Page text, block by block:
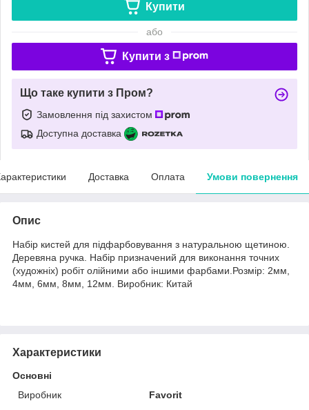
Купити
або
Купити з
Що таке купити з Пром?
Замовлення під захистом
Доступна доставка
Доставка Оплата Умови повернення
Опис
Набір кистей для підфарбовування з натуральною щетиною.
Деревяна ручка. Набір призначений для виконання точних
(художніх) робіт олійними або іншими фарбами.Розмір: 2мм,
4мм, 6мм, 8мм, 12мм. Виробник: Китай
Характеристики
Основні
Виробник
Favorit